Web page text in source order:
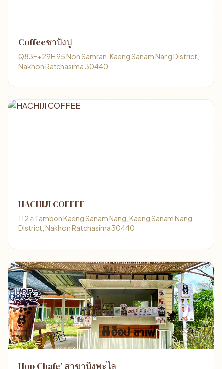
Coffeeชาปังปู
Q83F+29H 95 Non Samran, Kaeng Sanam Nang District,
Nakhon Ratchasima 30440
HACHIJI COFFEE​
112 อ Tambon Kaeng Sanam Nang, Kaeng Sanam Nang
District, Nakhon Ratchasima 30440
Hop Chafe’ สาขาบึงพะไล